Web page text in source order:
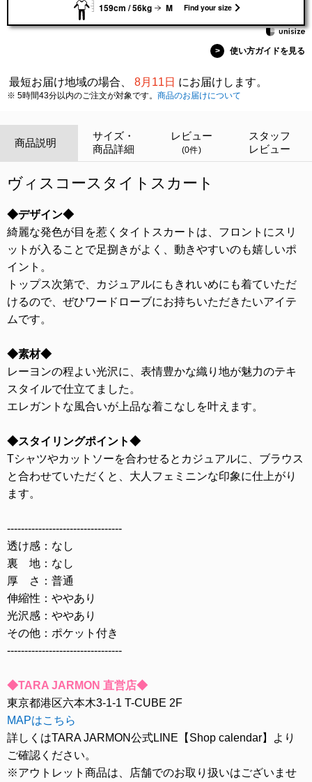
159cm / 56kg M Find your size
> 使い方ガイドを見る
最短お届け地域の場合、 8月11日 にお届けします。
※ 5時間43分以内のご注文が対象です。 商品のお届けについて
商品説明
サイズ・
商品詳細
レビュー
(0件)
スタッフ
レビュー
ヴィスコースタイトスカート
◆デザイン◆
綺麗な発色が目を惹くタイトスカートは、フロントにスリ
ットが入ることで足捌きがよく、動きやすいのも嬉しいポ
イント。
トップス次第で、カジュアルにもきれいめにも着ていただ
けるので、ぜひワードローブにお持ちいただきたいアイテ
ムです。
◆素材◆
レーヨンの程よい光沢に、表情豊かな織り地が魅力のテキ
スタイルで仕立てました。
エレガントな風合いが上品な着こなしを叶えます。
◆スタイリングポイント◆
Tシャツやカットソーを合わせるとカジュアルに、ブラウス
と合わせていただくと、大人フェミニンな印象に仕上がり
ます。
---------------------------------
透け感：なし
裏 地：なし
厚 さ：普通
伸縮性：ややあり
光沢感：ややあり
その他：ポケット付き
---------------------------------
◆TARA JARMON 直営店◆
東京都港区六本木3-1-1 T-CUBE 2F
MAPはこちら
詳しくはTARA JARMON公式LINE【Shop calendar】より
ご確認ください。
※アウトレット商品は、店舗でのお取り扱いはございませ